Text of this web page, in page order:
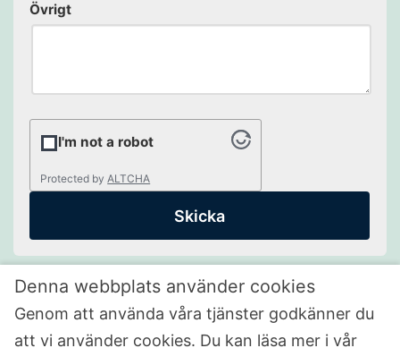
Övrigt
I'm not a robot
Protected byALTCHA
Denna webbplats använder cookies
Genom att använda våra tjänster godkänner du
att vi använder cookies. Du kan läsa mer i vår